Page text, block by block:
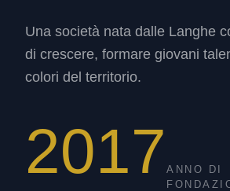
Una società nata dalle Langhe
di crescere, formare giovani
colori del territorio.
2017 ANNO DI